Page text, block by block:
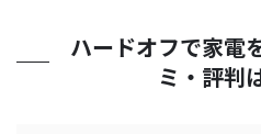
ハードオフで家電
ミ・評判